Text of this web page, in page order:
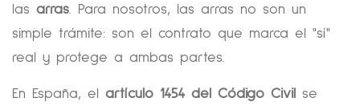
las arras. Para nosotros, las arras no son un
simple trámite: son el contrato que marca el "sí"
real y protege a ambas partes.
En España, el artículo 1454 del Código Civil
se